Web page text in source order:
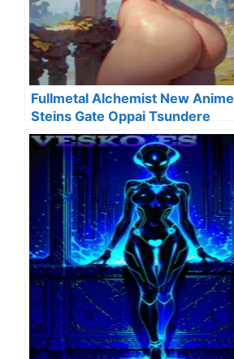
Fullmetal Alchemist New Anime
Steins Gate Oppai Tsundere